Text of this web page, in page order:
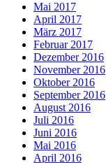
Mai 2017
April 2017
März 2017
Februar 2017
Dezember 2016
November 2016
Oktober 2016
September 2016
August 2016
Juli 2016
Juni 2016
Mai 2016
April 2016